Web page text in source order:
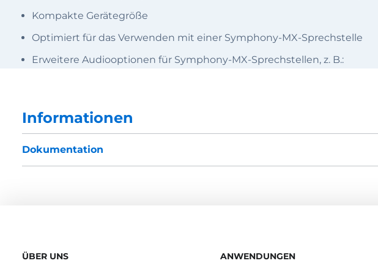
Kompakte Gerätegröße
Optimiert für das Verwenden mit einer Symphony-MX-Sprechstelle
Erweitere Audiooptionen für Symphony-MX-Sprechstellen, z. B.:
Informationen
Dokumentation
ÜBER UNS ANWENDUNGEN